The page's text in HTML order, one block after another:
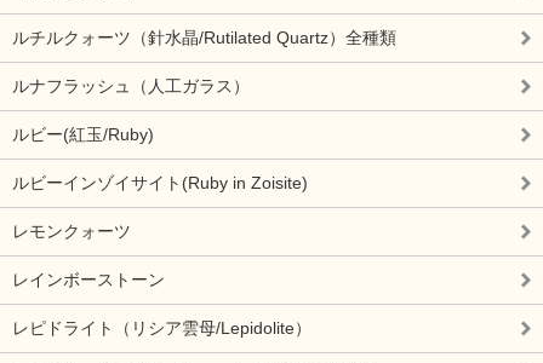
ルチルクォーツ（針水晶/Rutilated Quartz）全種類
ルナフラッシュ（人工ガラス）
ルビー(紅玉/Ruby)
ルビーインゾイサイト(Ruby in Zoisite)
レモンクォーツ
レインボーストーン
レピドライト（リシア雲母/Lepidolite）